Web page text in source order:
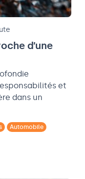
d’une
et
dans un
Automobile